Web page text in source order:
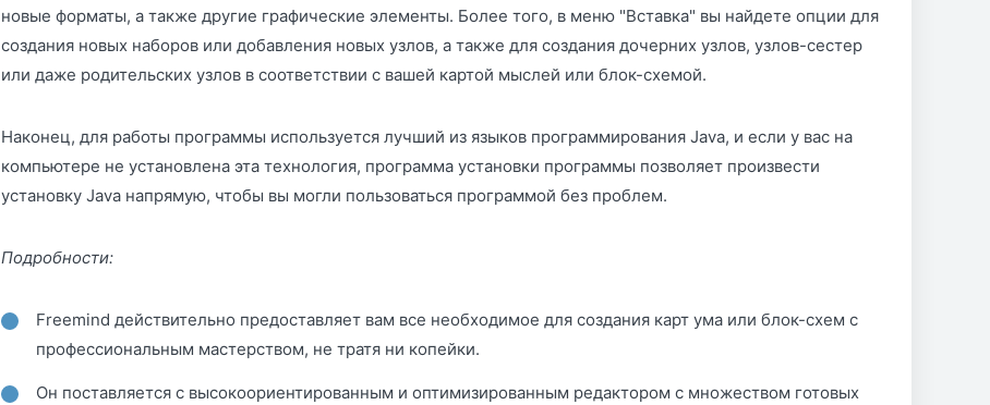
новые форматы, а также другие графические элементы. Более того, в меню "Вставка" вы найдете опции для
создания новых наборов или добавления новых узлов, а также для создания дочерних узлов, узлов-сестер
или даже родительских узлов в соответствии с вашей картой мыслей или блок-схемой.
Наконец, для работы программы используется лучший из языков программирования Java, и если у вас на
компьютере не установлена эта технология, программа установки программы позволяет произвести
установку Java напрямую, чтобы вы могли пользоваться программой без проблем.
Подробности:
Freemind действительно предоставляет вам все необходимое для создания карт ума или блок-схем с
профессиональным мастерством, не тратя ни копейки.
Он поставляется с высокоориентированным и оптимизированным редактором с множеством готовых